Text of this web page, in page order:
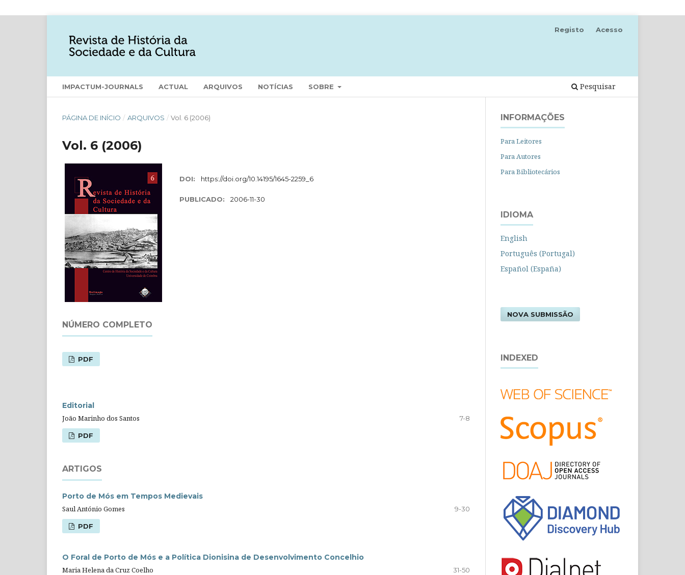
IMPACTUM-JOURNALS ACTUAL ARQUIVOS NOTÍCIAS SOBRE Pesquisar
Registo Acesso
PÁGINA DE INÍCIO / ARQUIVOS / Vol. 6 (2006)
Vol. 6 (2006)
DOI: https://doi.org/10.14195/1645-2259_6
PUBLICADO: 2006-11-30
NÚMERO COMPLETO
PDF
Editorial
João Marinho dos Santos
7-8
PDF
ARTIGOS
Porto de Mós em Tempos Medievais
Saul António Gomes
9-30
PDF
O Foral de Porto de Mós e a Política Dionisina de Desenvolvimento Concelhio
Maria Helena da Cruz Coelho
31-50
INFORMAÇÕES
Para Leitores
Para Autores
Para Bibliotecários
IDIOMA
English
Português (Portugal)
Español (España)
NOVA SUBMISSÃO
INDEXED